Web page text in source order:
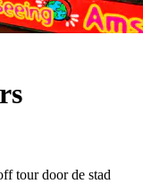
tour door de stad